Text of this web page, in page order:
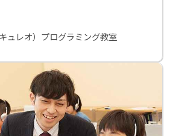
ュレオ）プログラミング教室